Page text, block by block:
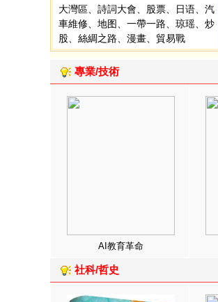
大灣區
詩詞大會 股票 日语
汽
車維修
地图 一帶一路 琼瑶
炒
股
絲綢之路 漫畫 貿易戰
專業/技術
AI教育革命
社科/哲史